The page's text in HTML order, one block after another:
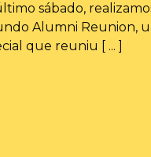
sábado,
Alumni Reunion,
que reuniu [ ... ]